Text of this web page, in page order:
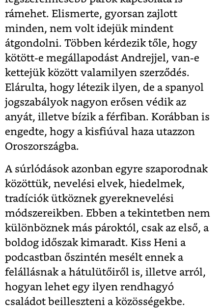
rámehet. Elismerte, gyorsan zajlott
minden, nem volt idejük mindent
átgondolni. Többen kérdezik tőle, hogy
kötött-e megállapodást Andrejjel, van-e
kettejük között valamilyen szerződés.
Elárulta, hogy létezik ilyen, de a spanyol
jogszabályok nagyon erősen védik az
anyát, illetve bízik a férfiban. Korábban is
engedte, hogy a kisfiúval haza utazzon
Oroszországba.
A súrlódások azonban egyre szaporodnak
közöttük, nevelési elvek, hiedelmek,
tradíciók ütköznek gyereknevelési
módszereikben. Ebben a tekintetben nem
különböznek más pároktól, csak az első, a
boldog időszak kimaradt. Kiss Heni a
podcastban őszintén mesélt ennek a
felállásnak a hátulütőiről is, illetve arról,
hogyan lehet egy ilyen rendhagyó
családot beilleszteni a közösségekbe.